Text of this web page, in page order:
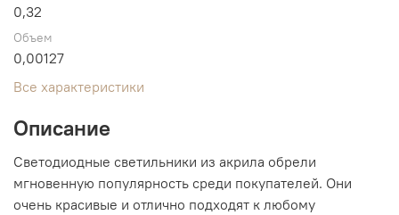
0,32
Объем
0,00127
Все характеристики
Описание
Светодиодные светильники из акрила обрели
мгновенную популярность среди покупателей. Они
очень красивые и отлично подходят к любому